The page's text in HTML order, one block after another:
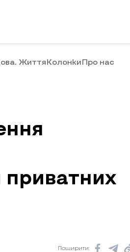
ЖиттяКолонкиПро нас
Поширити: